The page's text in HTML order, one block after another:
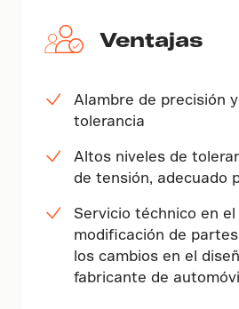
Ventajas
Alambre de precisión
tolerancia
Altos niveles de
de tensión, adecuado
Servicio téchnico en
modificación de
los cambios en el
fabricante de